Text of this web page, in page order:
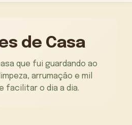
de Casa
que fui guardando ao
arrumação e mil
facilitar o dia a dia.